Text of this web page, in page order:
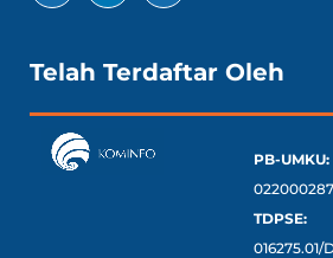
Telah Terdaftar Oleh
PB-UMKU:
TDPSE:
016275.01/